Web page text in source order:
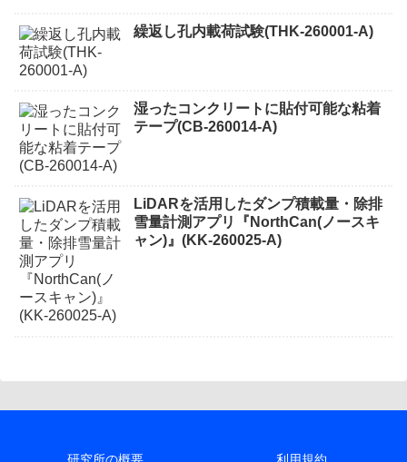
繰返し孔内載荷試験(THK-260001-A)
湿ったコンクリートに貼付可能な粘着
テープ(CB-260014-A)
LiDARを活用したダンプ積載量・除排
雪量計測アプリ『NorthCan(ノースキ
ャン)』(KK-260025-A)
研究所の概要 利用規約